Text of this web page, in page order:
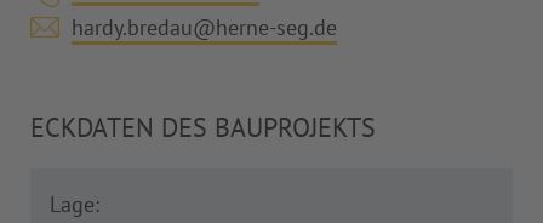
hardy.bredau@herne-seg.de
ECKDATEN DES BAUPROJEKTS
Lage: